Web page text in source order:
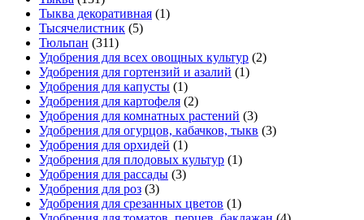
Тыква декоративная (1)
Тысячелистник (5)
Тюльпан (311)
Удобрения для всех овощных культур (2)
Удобрения для гортензий и азалий (1)
Удобрения для капусты (1)
Удобрения для картофеля (2)
Удобрения для комнатных растений (3)
Удобрения для огурцов, кабачков, тыкв (3)
Удобрения для орхидей (1)
Удобрения для плодовых культур (1)
Удобрения для рассады (3)
Удобрения для роз (3)
Удобрения для срезанных цветов (1)